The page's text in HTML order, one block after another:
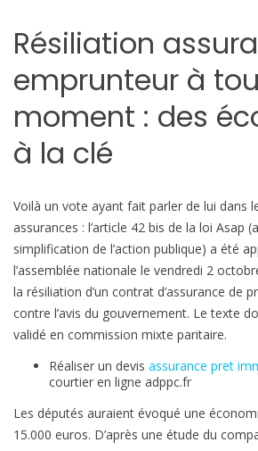
i
a
t
o
a
s
u
r
a
n
c
e
e
m
r
u
Résiliation
emprunteur à
moment : des
à la clé
Voilà un vote ayant fait parler de lui dans
assurances : l’article 42 bis de la loi Asap
simplification de l’action publique) a été
l’assemblée nationale le vendredi 2
la résiliation d’un contrat d’assurance de
contre l’avis du gouvernement. Le texte
validé en commission mixte paritaire.
Réaliser un devis assurance pret
courtier en ligne adppc.fr
Les députés auraient évoqué une
15.000 euros. D’après une étude du